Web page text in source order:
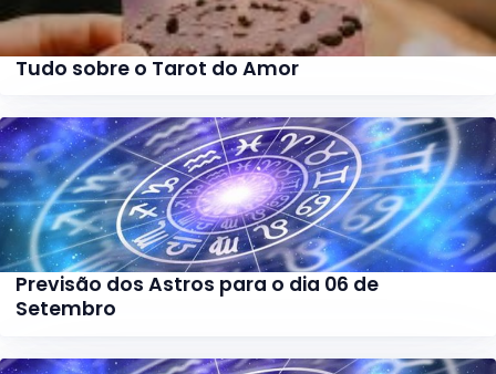
Tudo sobre o Tarot do Amor
Previsão dos Astros para o dia 06 de
Setembro